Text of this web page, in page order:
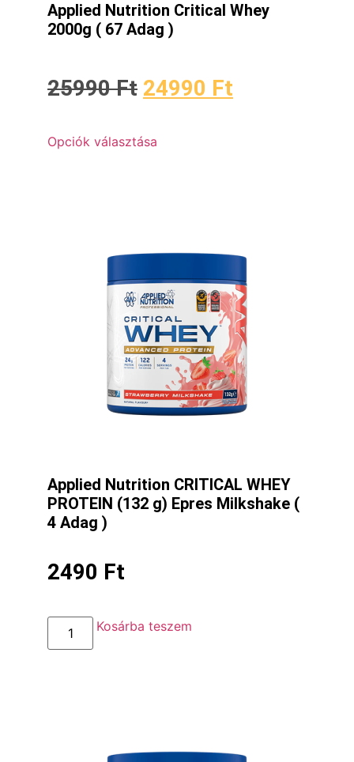
Applied Nutrition Critical Whey
2000g ( 67 Adag )
25990Ft 24990 Ft
Opciók választása
Applied Nutrition CRITICAL WHEY
PROTEIN (132 g) Epres Milkshake (
4 Adag )
2490 Ft
Kosárba teszem